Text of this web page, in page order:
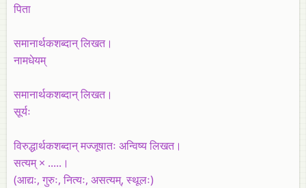
पिता
समानार्थकशब्दान् लिखत।
नामधेयम्
समानार्थकशब्दान् लिखत।
सूर्यः
विरुद्धार्थकशब्दान्‌ मज्जूषातः अन्विष्य लिखत।
सत्यम् × .....।
(आद्यः, गुरुः, नित्यः, असत्यम्‌, स्थूलः)